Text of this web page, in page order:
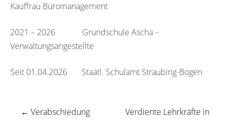
Kauffrau Büromanagement
2021 – 2026 Grundschule Ascha –
Verwaltungsangestellte
Seit 01.04.2026 Staatl. Schulamt Straubing-Bogen
Beitragsnavigation
← Verabschiedung Verdiente Lehrkräfte in